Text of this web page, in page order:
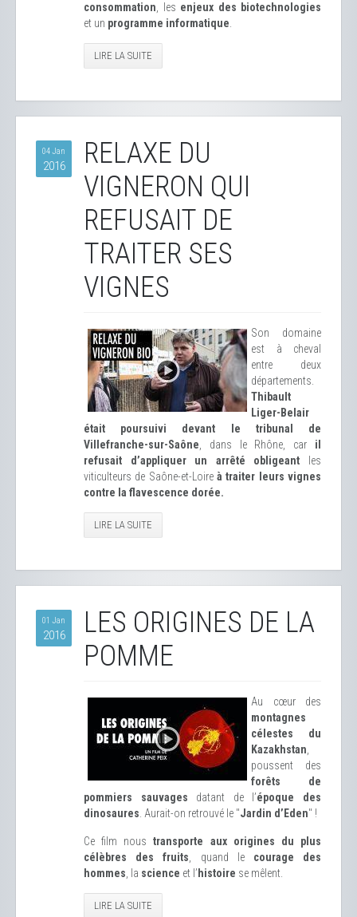
consommation , les enjeux des biotechnologies
et un programme informatique
LIRE LA SUITE
04 Jan
2016
RELAXE DU
VIGNERON QUI
REFUSAIT DE
TRAITER SES
VIGNES
Son domaine
est à cheval
entre deux
départements.
Thibault
Liger-Belair
était poursuivi devant le tribunal de
Villefranche-sur-Saône , dans le Rhône, car il
refusait d’appliquer un arrêté obligeant les
viticulteurs de Saône-et-Loire à traiter leurs vignes
contre la flavescence dorée.
LIRE LA SUITE
01 Jan
2016
LES ORIGINES DE LA
POMME
Au cœur des
montagnes
célestes du
Kazakhstan
poussent des
forêts de
pommiers sauvages datant de l’époque des
dinosaures . Aurait-on retrouvé le "Jardin d’Eden" !
Ce film nous transporte aux origines du plus
célèbres des fruits , quand le courage des
hommes , la science et l’ histoire se mêlent.
LIRE LA SUITE